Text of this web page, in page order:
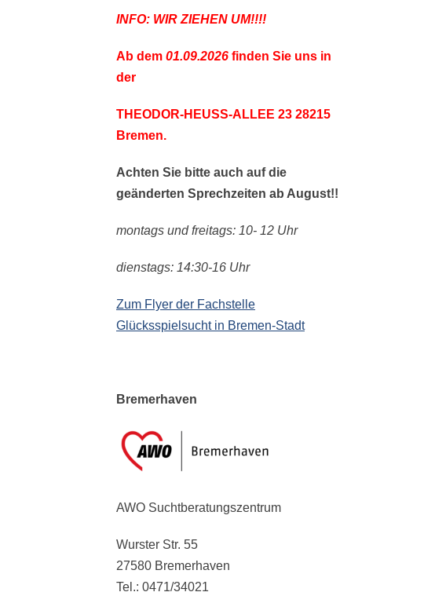
INFO: WIR ZIEHEN UM!!!!
Ab dem 01.09.2026 finden Sie uns in
der
THEODOR-HEUSS-ALLEE 23 28215
Bremen.
Achten Sie bitte auch auf die
geänderten Sprechzeiten ab August!!
montags und freitags: 10- 12 Uhr
dienstags: 14:30-16 Uhr
Zum Flyer der Fachstelle
Glücksspielsucht in Bremen-Stadt
Bremerhaven
AWO Suchtberatungszentrum
Wurster Str. 55
27580 Bremerhaven
Tel.: 0471/34021